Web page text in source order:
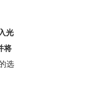
光
将
选